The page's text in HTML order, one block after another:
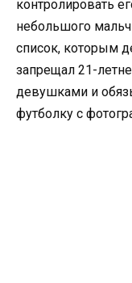
контролировать
небольшого
список, которым
запрещал 21-
девушками и
футболку с